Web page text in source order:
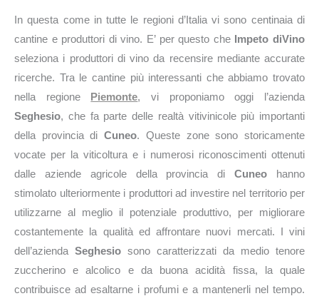
In questa come in tutte le regioni d’Italia vi sono centinaia di
cantine e produttori di vino. E’ per questo che Impeto diVino
seleziona i produttori di vino da recensire mediante accurate
ricerche. Tra le cantine più interessanti che abbiamo trovato
nella regione Piemonte, vi proponiamo oggi l’azienda
Seghesio, che fa parte delle realtà vitivinicole più importanti
della provincia diCuneo. Queste zone sono storicamente
vocate per la viticoltura e i numerosi riconoscimenti ottenuti
dalle aziende agricole della provincia diCuneo hanno
stimolato ulteriormente i produttori ad investire nel territorio per
utilizzarne al meglio il potenziale produttivo, per migliorare
costantemente la qualità ed affrontare nuovi mercati. I vini
dell’azienda Seghesio sono caratterizzati da medio tenore
zuccherino e alcolico e da buona acidità fissa, la quale
contribuisce ad esaltarne i profumi e a mantenerli nel tempo.